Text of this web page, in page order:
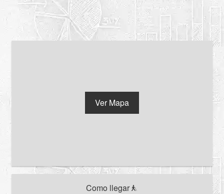
Ver Mapa
Como llegar